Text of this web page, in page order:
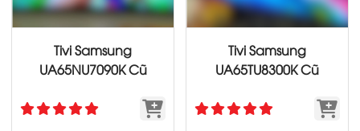
Tivi Samsung
UA65NU7090K Cũ
Tivi Samsung
UA65TU8300K Cũ